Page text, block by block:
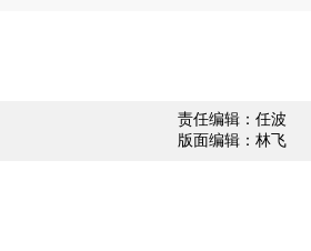
责任编辑：任波
版面编辑：林飞